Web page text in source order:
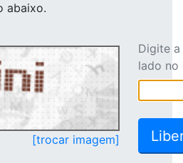
abaixo.
[trocar imagem]
Digite
lado no